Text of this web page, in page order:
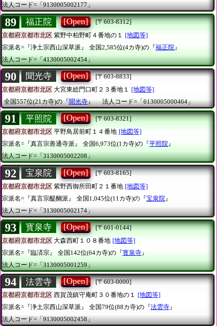
法人コード=「9130005002177」
89 福正院 [Open]
[〒603-8312]
京都府京都市北区 紫野中柏野町４番地の１
[地図等]
宗派名=『浄土宗西山深草派』
全国2,585位(4カ寺)の『福正院 』
法人コード=「4130005002454」
90 聞光寺 [Open]
[〒603-8833]
京都府京都市北区 大宮東総門口町２３番地１
[地図等]
全国557位(21カ寺)の『聞光寺』 法人コード=「6130005000464」
91 平照院 [Open]
[〒603-8321]
京都府京都市北区 平野鳥居前町１４番地 [地図等]
宗派名=『真言宗善通寺派』
全国6,973位(1カ寺)の『平照院』
法人コード=「3130005002208」
92 宝泉院 [Open]
[〒603-8165]
京都府京都市北区 紫野西御所田町２１番地 [地図等]
宗派名=『真言宗醍醐派』
全国1,045位(11カ寺)の『宝泉院 』
法人コード=「3130005002174」
93 寳泉寺 [Open]
[〒601-0144]
京都府京都市北区 大森西町１０８番地 [地図等]
宗派名=『臨済宗』
全国142位(64カ寺)の『寳泉寺 』
法人コード=「3130005001259」
94 法雲寺 [Open]
[〒603-0000]
京都府京都市北区 西賀茂鎮守庵町３０番地の１ [地図等]
宗派名=『浄土宗西山深草派』
全国79位(88カ寺)の『法雲寺』
法人コード=「9130005002458」